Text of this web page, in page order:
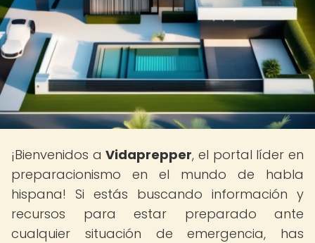
¡Bienvenidos aVidaprepper, el portal líder en
preparacionismo en el mundo de habla
hispana! Si estás buscando información y
recursos para estar preparado ante
cualquier situación de emergencia, has